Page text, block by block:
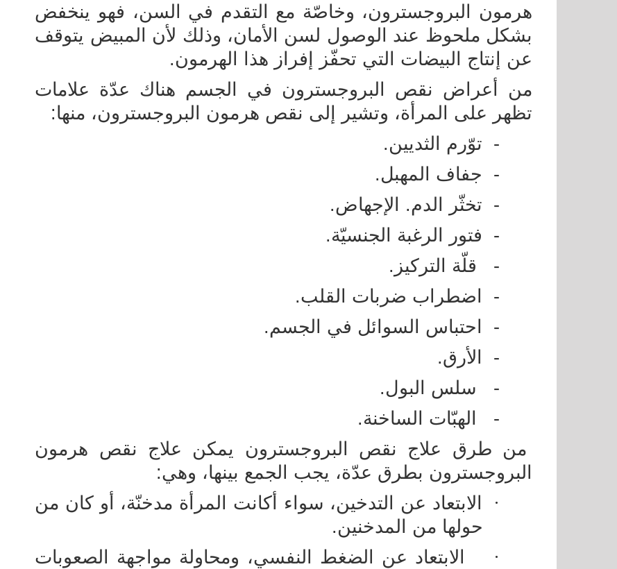
هرمون البروجسترون، وخاصّة مع التقدم في السن، فهو ينخفض
بشكل ملحوظ عند الوصول لسن الأمان، وذلك لأن المبيض يتوقف
عن إنتاج البيضات التي تحفّز إفراز هذا الهرمون.
من أعراض نقص البروجسترون في الجسم هناك عدّة علامات
تظهر على المرأة، وتشير إلى نقص هرمون البروجسترون، منها:
- توّرم الثديين.
-
جفاف المهبل.
- تخثّر الدم. الإجهاض.
-
فتور الرغبة الجنسيّة.
-
قلّة التركيز.
-
اضطراب ضربات القلب.
-
احتباس السوائل في الجسم.
-
الأرق.
-
سلس البول.
-
الهبّات الساخنة.
من طرق علاج نقص البروجسترون يمكن علاج نقص هرمون
البروجسترون بطرق عدّة، يجب الجمع بينها، وهي:
·
الابتعاد عن التدخين، سواء أكانت المرأة مدخنّة، أو كان من
حولها من المدخنين.
·
الابتعاد عن الضغط النفسي، ومحاولة مواجهة الصعوبات